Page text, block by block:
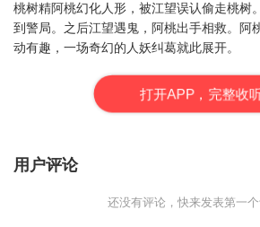
桃树精阿桃幻化人形，被江望误认偷走桃树
到警局。之后江望遇鬼，阿桃出手相救。阿
动有趣，一场奇幻的人妖纠葛就此展开。
打开APP，完整收
用户评论
还没有评论，快来发表第一个